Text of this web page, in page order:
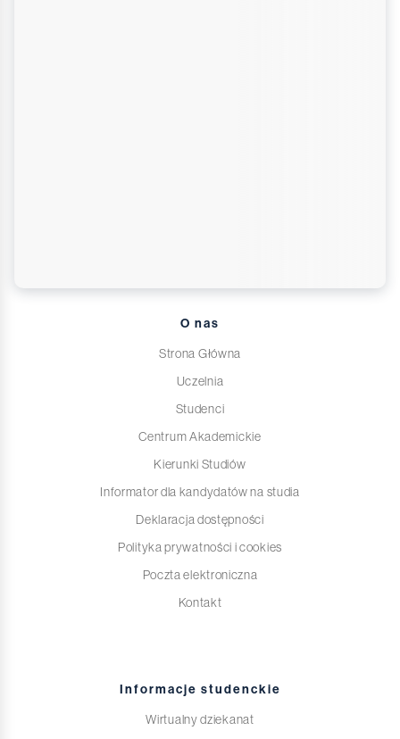
O nas
Strona Główna
Uczelnia
Studenci
Centrum Akademickie
Kierunki Studiów
Informator dla kandydatów na studia
Deklaracja dostępności
Polityka prywatności i cookies
Poczta elektroniczna
Kontakt
Informacje studenckie
Wirtualny dziekanat